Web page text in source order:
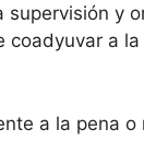
y
a
a la pena